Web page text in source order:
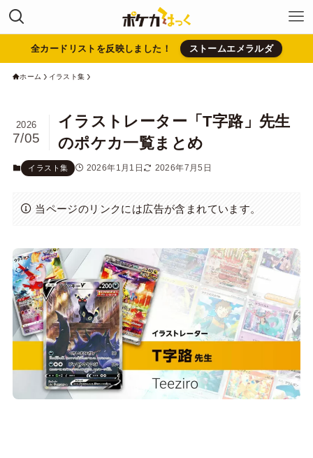
全カードリストを反映しました！ ストームエメラルダ
ホーム イラスト集
イラストレーター「T字路」先生
のポケカ一覧まとめ
2026
7/05
イラスト集 2026年1月1日 2026年7月5日
当ページのリンクには広告が含まれています。